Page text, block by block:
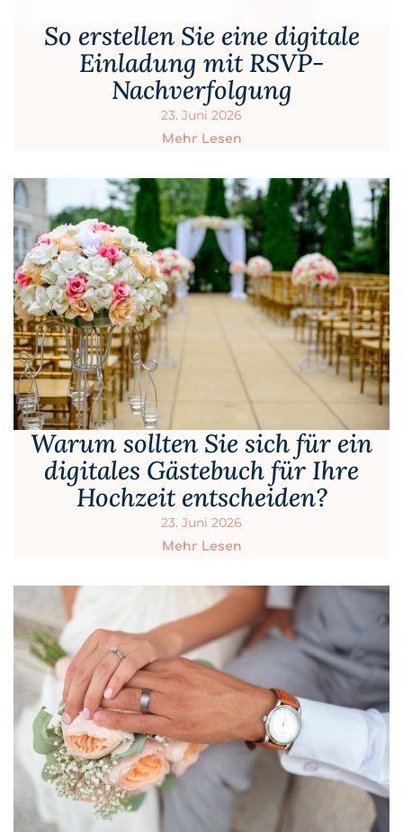
So erstellen Sie eine digitale
Einladung mit RSVP-
Nachverfolgung
23. Juni 2026
Mehr Lesen
Warum sollten Sie sich für ein
digitales Gästebuch für Ihre
Hochzeit entscheiden?
23. Juni 2026
Mehr Lesen